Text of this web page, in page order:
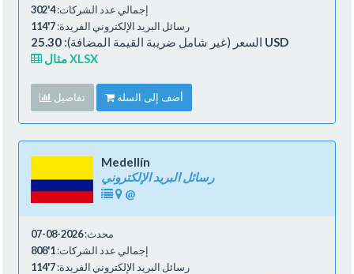
إجمالي عدد الشركات:4'302
رسائل البريد الإلكتروني الفريدة:7'114
السعر (غير شامل ضريبة القيمة المضافة): 25.30 USD
مثال XLSX
تفاصيل أضف إلى السلة
Medellín
رسائل البريد الإلكتروني
@
محدث:2026-08-07
إجمالي عدد الشركات:1'808
رسائل البريد الإلكتروني الفريدة:7'114